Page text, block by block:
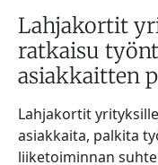
Lahjakortit
ratkaisu
asiakkaitten
Lahjakortit
asiakkaita, palkita
liiketoiminnan